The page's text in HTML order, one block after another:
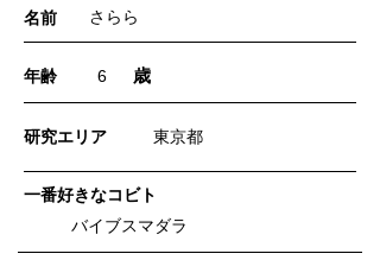
名前 さらら
年齢 6 歳
​研究エリア 東京都
一番好きなコビト
バイブスマダラ